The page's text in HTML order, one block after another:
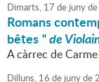
Dimarts, 17 de junyde
Romans
bêtes" de
A càrrec de
Dilluns, 16 de junyde